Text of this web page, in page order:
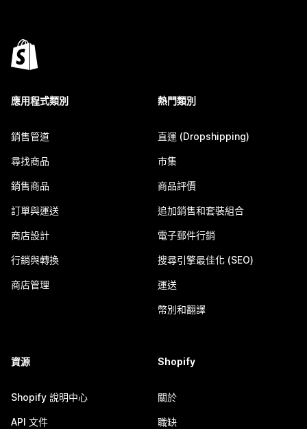
應用程式類別
銷售管道
尋找商品
銷售商品
訂單與運送
商店設計
行銷與轉換
商店管理
熱門類別
直運 (Dropshipping)
市集
商品評價
追加銷售和套裝組合
電子郵件行銷
搜尋引擎最佳化 (SEO)
運送
幣別和翻譯
資源
Shopify 說明中心
API 文件
Shopify
關於
職缺